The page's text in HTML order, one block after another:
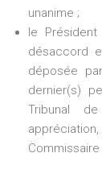
unanime ;
le
désaccord
déposée
dernier(s)
Tribunal